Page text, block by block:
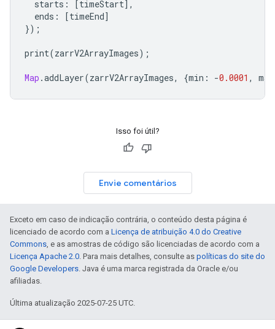
starts : [timeStart],
ends : [timeEnd]
});
print(zarrV2ArrayImages);
Map .addLayer(zarrV2ArrayImages, {min : -0.0001 , max
Isso foi útil?
Envie comentários
Exceto em caso de indicação contrária, o conteúdo desta página é
licenciado de acordo com a Licença de atribuição 4.0 do Creative
Commons, e as amostras de código são licenciadas de acordo com a
Licença Apache 2.0. Para mais detalhes, consulte as políticas do site do
Google Developers. Java é uma marca registrada da Oracle e/ou
afiliadas.
Última atualização 2025-07-25 UTC.